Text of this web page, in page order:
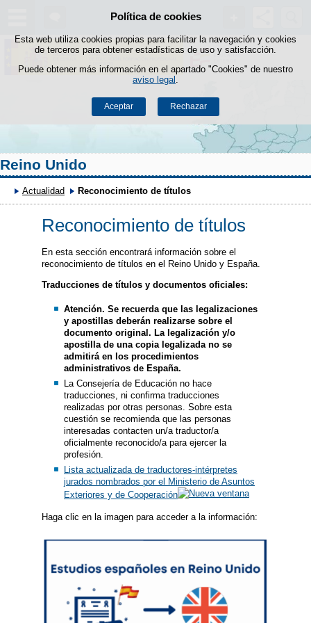
Política de cookies
Esta web utiliza cookies propias para facilitar la navegación y cookies
de terceros para obtener estadísticas de uso y satisfacción.
Puede obtener más información en el apartado "Cookies" de nuestro
aviso legal
Aceptar Rechazar
Saltar al contenido
Reino Unido
Actualidad Reconocimiento de títulos
Reconocimiento de títulos
En esta sección encontrará información sobre el
reconocimiento de títulos en el Reino Unido y España.
Traducciones de títulos y documentos oficiales:
Atención. Se recuerda que las legalizaciones
y apostillas deberán realizarse sobre el
documento original. La legalización y/o
apostilla de una copia legalizada no se
admitirá en los procedimientos
administrativos de España.
La Consejería de Educación no hace
traducciones, ni confirma traducciones
realizadas por otras personas. Sobre esta
cuestión se recomienda que las personas
interesadas contacten un/a traductor/a
oficialmente reconocido/a para ejercer la
profesión.
Lista actualizada de traductores-intérpretes
jurados nombrados por el Ministerio de Asuntos
Exteriores y de Cooperación
Haga clic en la imagen para acceder a la información: